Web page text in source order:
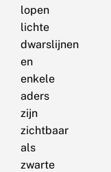
lopen
lichte
dwarslijnen
en
enkele
aders
zijn
zichtbaar
als
zwarte